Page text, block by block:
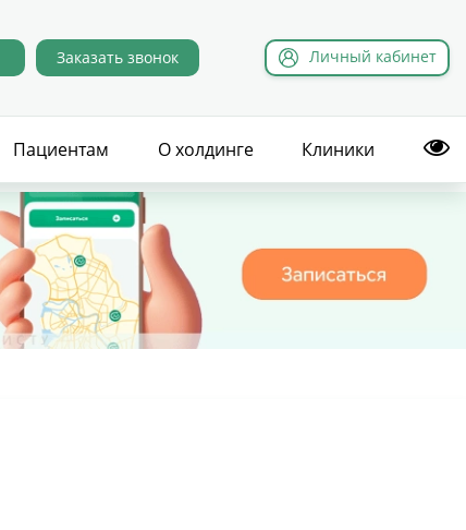
Заказать звонок Личный кабинет
Пациентам О холдинге Клиники